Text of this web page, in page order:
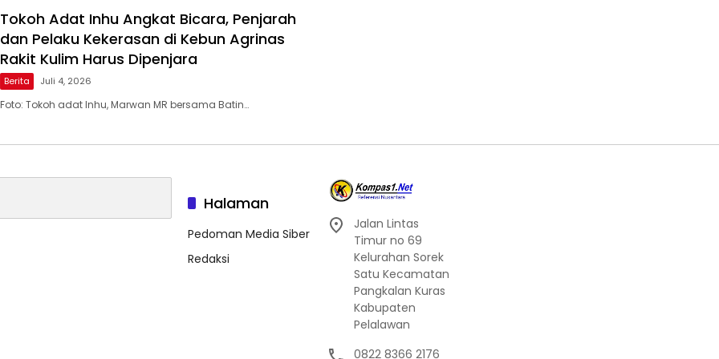
Tokoh Adat Inhu Angkat Bicara, Penjarah
dan Pelaku Kekerasan di Kebun Agrinas
Rakit Kulim Harus Dipenjara
Berita Juli 4, 2026
Foto: Tokoh adat Inhu, Marwan MR bersama Batin…
Halaman
Pedoman Media Siber
Redaksi
Jalan Lintas
Timur no 69
Kelurahan Sorek
Satu Kecamatan
Pangkalan Kuras
Kabupaten
Pelalawan
0822 8366 2176